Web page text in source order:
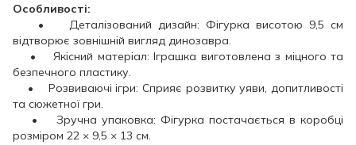
Особливості:
• Деталізований дизайн: Фігурка висотою 9,5 см
відтворює зовнішній вигляд динозавра.
• Якісний матеріал: Іграшка виготовлена з міцного та
безпечного пластику.
• Розвиваючі ігри: Сприяє розвитку уяви, допитливості
та сюжетної гри.
• Зручна упаковка: Фігурка постачається в коробці
розміром 22 × 9,5 × 13 см.